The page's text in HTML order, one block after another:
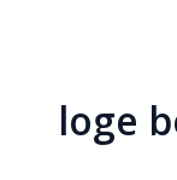
loge